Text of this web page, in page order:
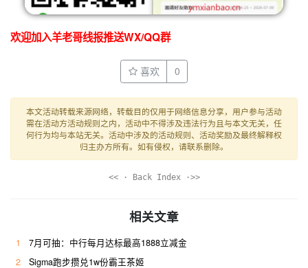
欢迎加入羊老哥线报推送WX/QQ群
喜欢 0
本文活动转载来源网络，转载目的仅用于网络信息分享，用户参与活动
需在活动方活动规则之内，活动中不得涉及违法行为且与本文无关，任
何行为均与本站无关。活动中涉及的活动规则、活动奖励及最终解释权
归主办方所有。如有侵权，请联系删除。
<< · Back Index ·>>
相关文章
1
7月可抽：中行每月达标最高1888立减金
2
Sigma跑步攒兑1w份霸王茶姬